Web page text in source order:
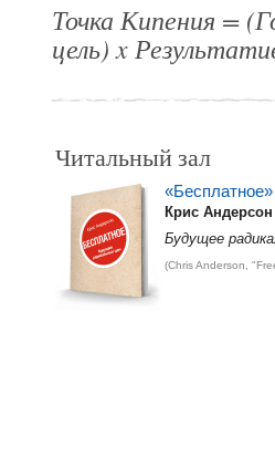
Точка Кипения =
цель) x
Читальный зал
«Бесплатное»
Крис Андерсон
Будущее
(Chris Anderson,